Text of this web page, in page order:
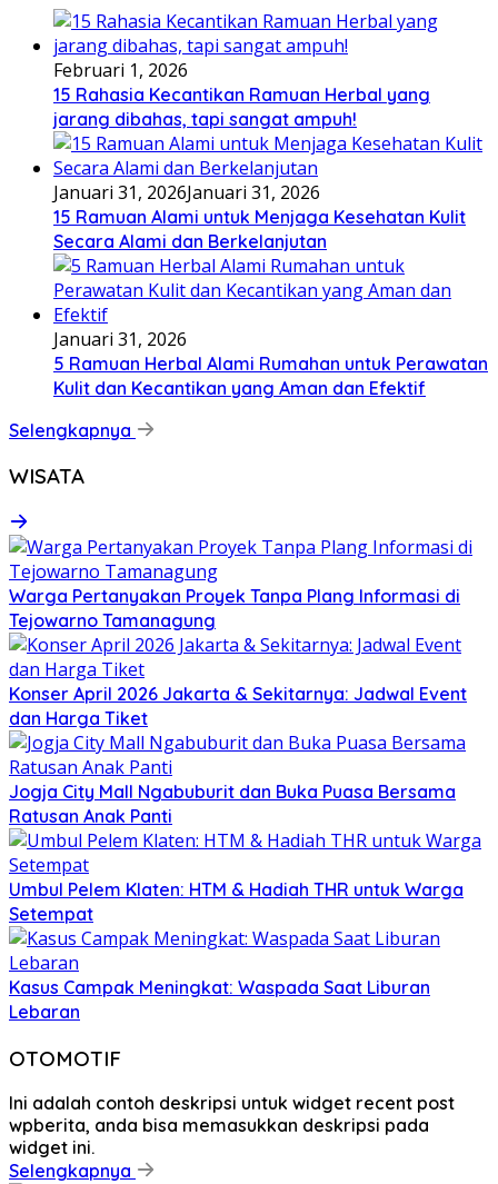
Februari 1, 2026
15 Rahasia Kecantikan Ramuan Herbal yang
jarang dibahas, tapi sangat ampuh!
Januari 31, 2026Januari 31, 2026
15 Ramuan Alami untuk Menjaga Kesehatan Kulit
Secara Alami dan Berkelanjutan
Januari 31, 2026
5 Ramuan Herbal Alami Rumahan untuk Perawatan
Kulit dan Kecantikan yang Aman dan Efektif
Selengkapnya
WISATA
Warga Pertanyakan Proyek Tanpa Plang Informasi di
Tejowarno Tamanagung
Konser April 2026 Jakarta & Sekitarnya: Jadwal Event
dan Harga Tiket
Jogja City Mall Ngabuburit dan Buka Puasa Bersama
Ratusan Anak Panti
Umbul Pelem Klaten: HTM & Hadiah THR untuk Warga
Setempat
Kasus Campak Meningkat: Waspada Saat Liburan
Lebaran
OTOMOTIF
Ini adalah contoh deskripsi untuk widget recent post
wpberita, anda bisa memasukkan deskripsi pada
widget ini.
Selengkapnya